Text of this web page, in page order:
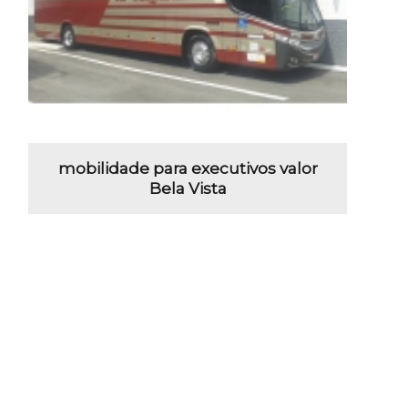
mobilidade para executivos valor
Bela Vista